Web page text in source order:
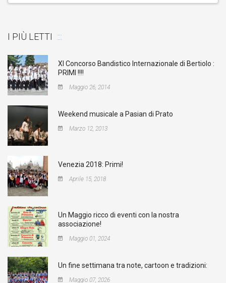
I PIÙ LETTI
XI Concorso Bandistico Internazionale di Bertiolo :
PRIMI !!!!
Maggio 26, 2014
Weekend musicale a Pasian di Prato
Marzo 12, 2013
Venezia 2018: Primi!
Aprile 15, 2018
Un Maggio ricco di eventi con la nostra
associazione!
Maggio 01, 2024
Un fine settimana tra note, cartoon e tradizioni:
Maggio 07, 2026